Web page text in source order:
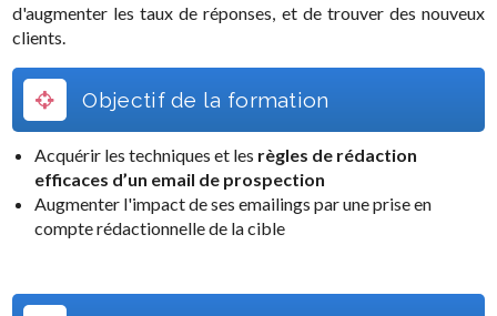
d'augmenter les taux de réponses, et de trouver des nouveux
clients.
Objectif de la formation
Acquérir les techniques et les règles de rédaction
efficaces d’un email de prospection
Augmenter l'impact de ses emailings par une prise en
compte rédactionnelle de la cible